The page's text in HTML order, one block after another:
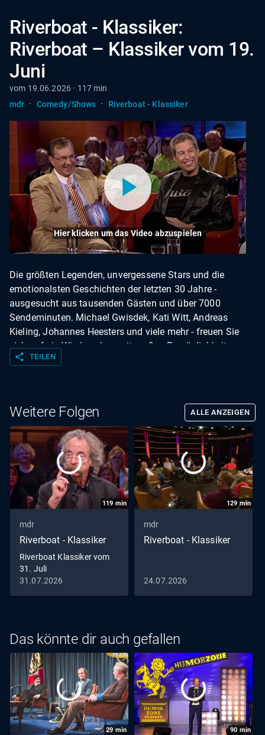
Riverboat - Klassiker:
Riverboat – Klassiker vom 19.
Juni
vom 19.06.2026 · 117 min
mdr · Comedy/Shows · Riverboat - Klassiker
Hier klicken um das Video abzuspielen
Die größten Legenden, unvergessene Stars und die
emotionalsten Geschichten der letzten 30 Jahre -
ausgesucht aus tausenden Gästen und über 7000
Sendeminuten. Michael Gwisdek, Kati Witt, Andreas
Kieling, Johannes Heesters und viele mehr - freuen Sie
sich auf ein Wiedersehen mit großen Persönlichkeiten von
damals und heute. Die "Riverboat-Klassiker" - das sind
share TEILEN
Weitere Folgen ALLE ANZEIGEN
119 min
mdr
Riverboat - Klassiker
Riverboat Klassiker vom
31. Juli
31.07.2026
129min
mdr
Riverboat - Klassiker
24.07.2026
Das könnte dir auch gefallen
29min 90min